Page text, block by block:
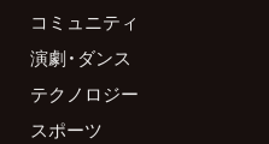
コミュニティ
演劇・ダンス
テクノロジー
スポーツ